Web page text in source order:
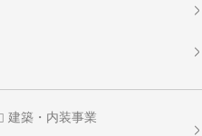
建築・内装事業